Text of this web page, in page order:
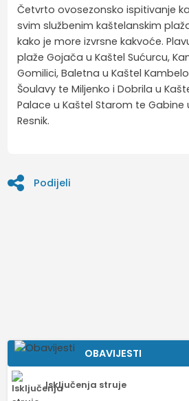
Četvrto ovosezonsko ispitivanje
svim službenim kaštelanskim
kako je more izvrsne kakvoće.
plaže Gojača u Kaštel Sućurcu,
Gomilici, Baletna u Kaštel
Šoulavy te Miljenko i Dobrila u
Palace u Kaštel Starom te Gabine
Resnik.
Podijeli
OBAVIJESTI
Isključenja struje